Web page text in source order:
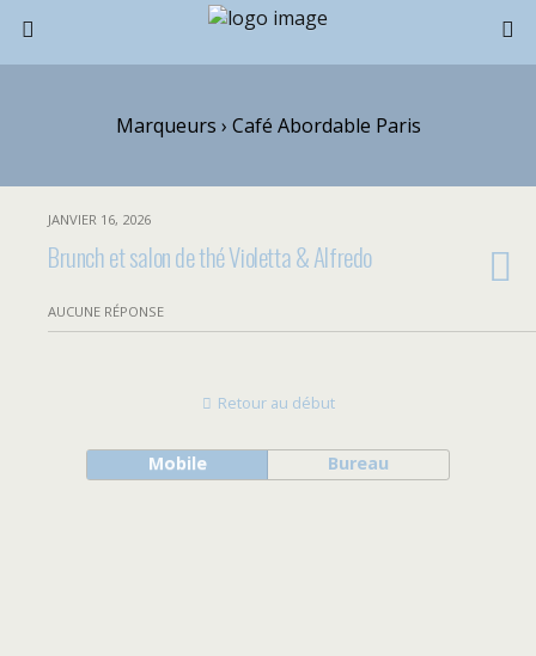
Marqueurs › Café Abordable Paris
JANVIER 16, 2026
Brunch et salon de thé Violetta & Alfredo
AUCUNE RÉPONSE
Retour au début
Mobile Bureau